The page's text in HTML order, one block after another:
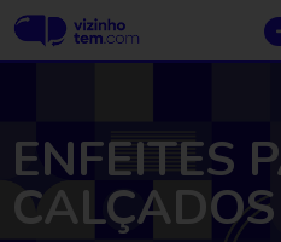
ENFEITES
CALÇADOS